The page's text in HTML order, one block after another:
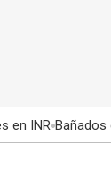
en INR Bañados